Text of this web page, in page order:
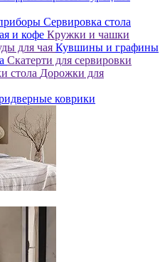
Сервировка стола
и кофе Кружки и чашки
для чая Кувшины и графины
Скатерти для сервировки
стола Дорожки для
коврики